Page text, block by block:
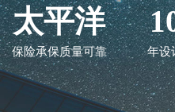
太平洋
保险承保质量可靠 年设